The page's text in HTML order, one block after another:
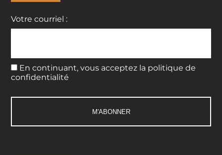
Votre courriel :
En continuant, vous acceptez la politique de
confidentialité